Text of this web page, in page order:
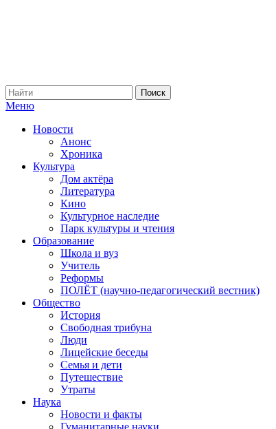
Меню
Новости
Анонс
Хроника
Культура
Дом актёра
Литература
Кино
Культурное наследие
Парк культуры и чтения
Образование
Школа и вуз
Учитель
Реформы
ПОЛЁТ (научно-педагогический вестник)
Общество
История
Свободная трибуна
Люди
Лицейские беседы
Семья и дети
Путешествие
Утраты
Наука
Новости и факты
Гуманитарные науки